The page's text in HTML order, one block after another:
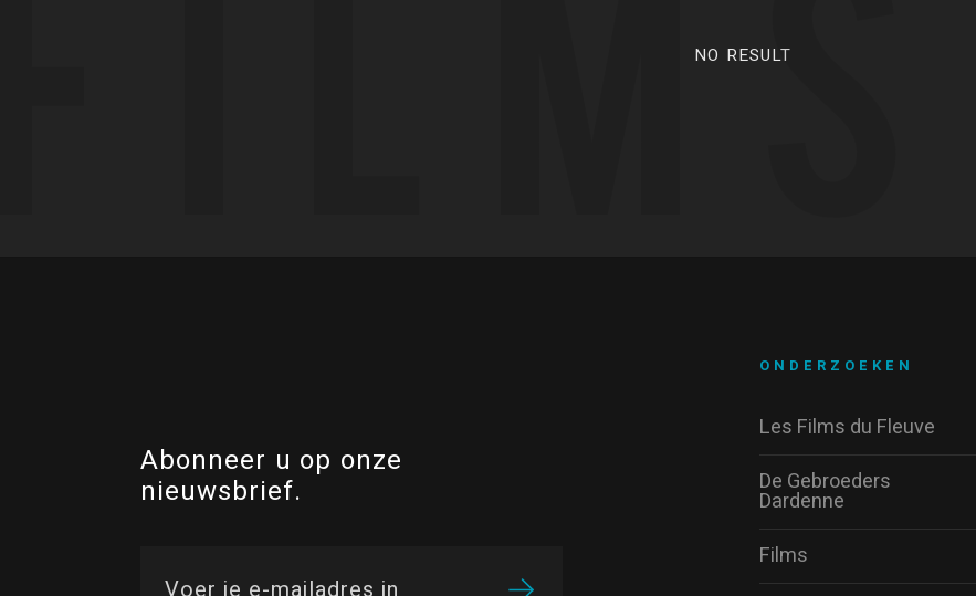
NO RESULT
Abonneer u op onze
nieuwsbrief.
ONDERZOEKEN
Les Films du Fleuve
De Gebroeders
Dardenne
Films